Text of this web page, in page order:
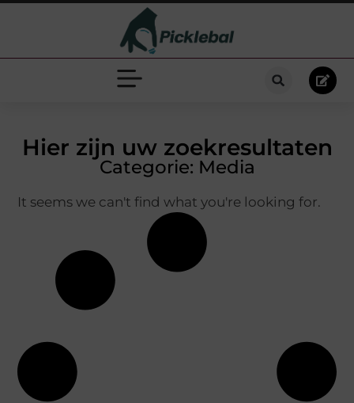
Hier zijn uw zoekresultaten
Categorie: Media
It seems we can't find what you're looking for.